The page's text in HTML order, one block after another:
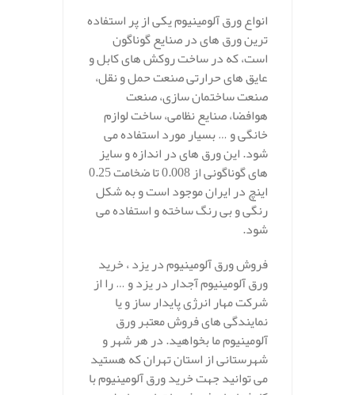
انواع ورق آلومینیوم یکی از پر استفاده
ترین ورق های در صنایع گوناگون
است، که در ساخت روکش های کابل و
عایق های حرارتی صنعت حمل و نقل،
صنعت ساختمان سازی، صنعت
هوافضا، صنایع نظامی، ساخت لوازم
خانگی و … بسیار مورد استفاده می
شود. این ورق های در اندازه و سایز
های گوناگونی از 0.008 تا ضخامت 0.25
اینچ در ایران موجود است و به شکل
رنگی و بی رنگ ساخته و استفاده می
شود.
فروش ورق آلومینیوم در یزد ، خرید
ورق آلومینیوم آجدار در یزد و … را از
شرکت مهار انرژی پایدار ساز و یا
نمایندگی های فروش معتبر ورق
آلومینیوم ما بخواهید. در هر شهر و
شهرستانی از استان تهران که هستید
می توانید جهت خرید ورق آلومینیوم با